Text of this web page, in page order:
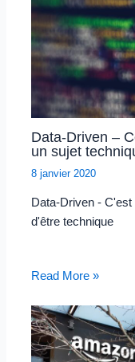
Data-Driven –
un sujet
8 janvier 2020
Data-Driven -
d'être technique
Read More »